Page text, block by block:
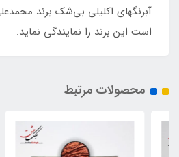
آبرنگهای اکلیلی بی‌شک برند
است این برند را نمایندگی نماید.
محصولات مرتبط